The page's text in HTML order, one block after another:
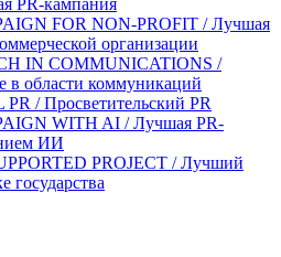
PR-кампания
FOR NON-PROFIT / Лучшая
организации
IN COMMUNICATIONS /
в области коммуникаций
/ Просветительский PR
WITH AI / Лучшая PR-
ИИ
PROJECT / Лучший
государства